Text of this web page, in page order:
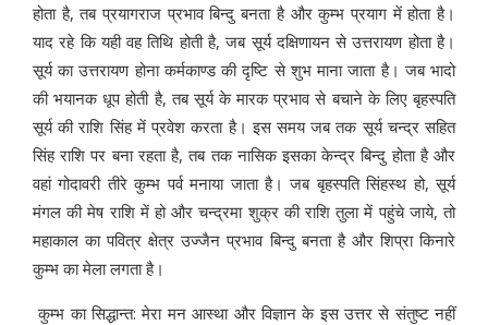
होता है, तब प्रयागराज प्रभाव बिन्दु बनता है और कुम्भ प्रयाग में होता है।
याद रहे कि यही वह तिथि होती है, जब सूर्य दक्षिणायन से उत्तरायण होता है।
सूर्य का उत्तरायण होना कर्मकाण्ड की दृष्टि से शुभ माना जाता है। जब भादो
की भयानक धूप होती है, तब सूर्य के मारक प्रभाव से बचाने के लिए बृहस्पति
सूर्य की राशि सिंह में प्रवेश करता है। इस समय जब तक सूर्य चन्द्र सहित
सिंह राशि पर बना रहता है, तब तक नासिक इसका केन्द्र बिन्दु होता है और
वहां गोदावरी तीरे कुम्भ पर्व मनाया जाता है। जब बृहस्पति सिंहस्थ हो, सूर्य
मंगल की मेष राशि में हो और चन्द्रमा शुक्र की राशि तुला में पहुंचे जाये, तो
महाकाल का पवित्र क्षेत्र उज्जैन प्रभाव बिन्दु बनता है और शिप्रा किनारे
कुम्भ का मेला लगता है।
कुम्भ का सिद्धान्त: मेरा मन आस्था और विज्ञान के इस उत्तर से संतुष्ट नहीं